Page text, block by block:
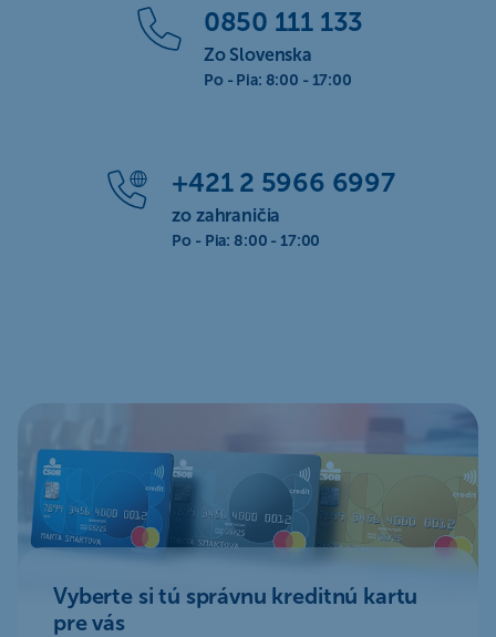
0850 111 133
Zo Slovenska
Po - Pia: 8:00 - 17:00
+421 2 5966 6997
zo zahraničia
Po - Pia: 8:00 - 17:00
Vyberte si tú správnu kreditnú kartu
pre vás